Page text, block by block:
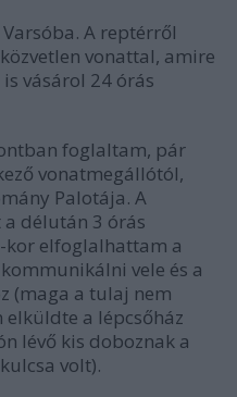
A reptérről
vonattal, amire
vásárol 24 órás
foglaltam, pár
vonatmegállótól,
Palotája. A
délután 3 órás
kor elfoglalhattam a
vele és a
(maga a tulaj nem
elküldte a lépcsőház
lévő kis doboznak a
volt).